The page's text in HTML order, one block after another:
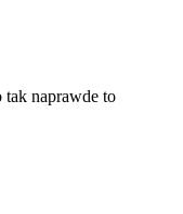
tak naprawde to